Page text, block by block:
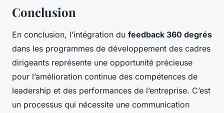
Conclusion
En conclusion, l’intégration du feedback 360 degrés
dans les programmes de développement des cadres
dirigeants représente une opportunité précieuse
pour l’amélioration continue des compétences de
leadership et des performances de l’entreprise. C’est
un processus qui nécessite une communication